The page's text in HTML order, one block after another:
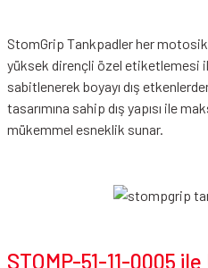
StomGrip Tankpadler her
yüksek dirençli özel etiketlemesi
sabitlenerek boyayı dış
tasarımına sahip dış yapısı ile
mükemmel esneklik sunar.
STOMP-51-11-0005